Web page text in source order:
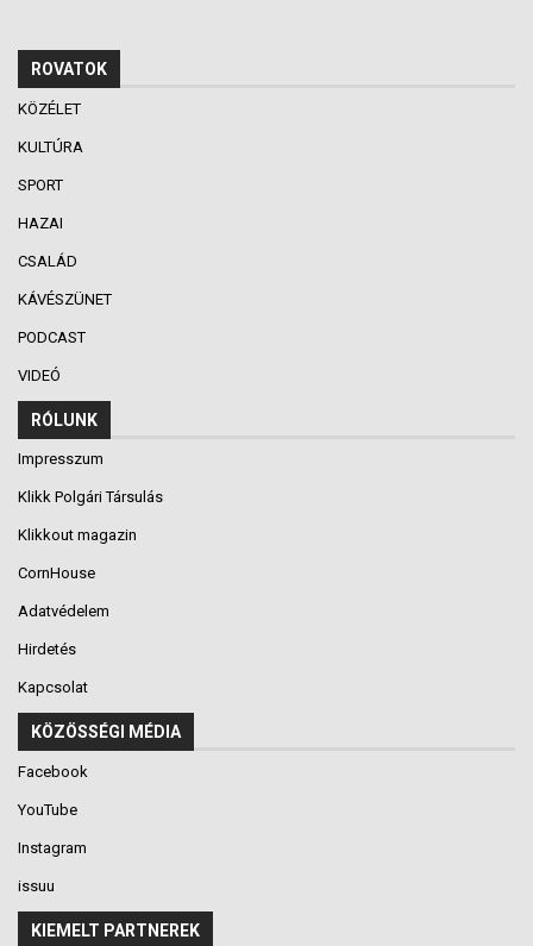
ROVATOK
KÖZÉLET
KULTÚRA
SPORT
HAZAI
CSALÁD
KÁVÉSZÜNET
PODCAST
VIDEÓ
RÓLUNK
Impresszum
Klikk Polgári Társulás
Klikkout magazin
CornHouse
Adatvédelem
Hirdetés
Kapcsolat
KÖZÖSSÉGI MÉDIA
Facebook
YouTube
Instagram
issuu
KIEMELT PARTNEREK